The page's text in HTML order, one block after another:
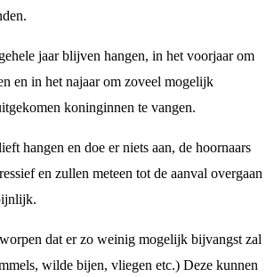
jaar blijven hangen, in het voorjaar om
en in het najaar om zoveel mogelijk
koninginnen te vangen.
hangen en doe er niets aan, de hoornaars
en zullen meteen tot de aanval overgaan
dat er zo weinig mogelijk bijvangst zal
wilde bijen, vliegen etc.) Deze kunnen